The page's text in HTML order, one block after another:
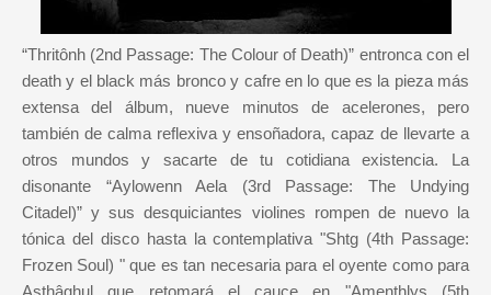
“Thritônh (2nd Passage: The Colour of Death)” entronca con el
death y el black más bronco y cafre en lo que es la pieza más
extensa del álbum, nueve minutos de acelerones, pero
también de calma reflexiva y ensoñadora, capaz de llevarte a
otros mundos y sacarte de tu cotidiana existencia. La
disonante “Aylowenn Aela (3rd Passage: The Undying
Citadel)” y sus desquiciantes violines rompen de nuevo la
tónica del disco hasta la contemplativa "Shtg (4th Passage:
Frozen Soul) " que es tan necesaria para el oyente como para